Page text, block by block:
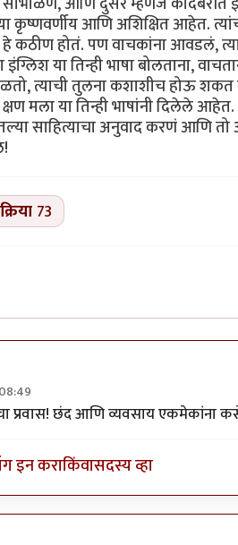
73
प्रवास! छंद आणि व्यवसाय एकमेकांना
इन कराकिंवासदस्य व्हा